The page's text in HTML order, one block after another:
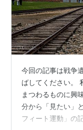
今回の記事は戦争
ばしてください。
まつわるものに興
分から「見たい」
フィート運動」の